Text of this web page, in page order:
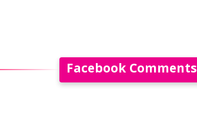
Facebook Comments